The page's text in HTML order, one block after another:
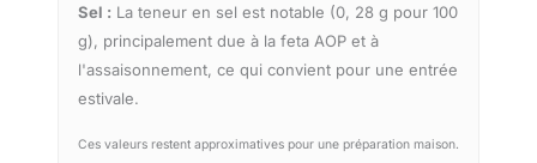
Sel : La teneur en sel est notable (0, 28 g pour 100
g), principalement due à la feta AOP et à
l'assaisonnement, ce qui convient pour une entrée
estivale.
Ces valeurs restent approximatives pour une préparation maison.